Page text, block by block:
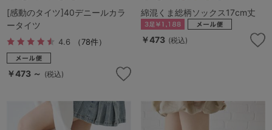
[感動のタイツ]40デニールカラ
ータイツ
4.6 （78件）
￥473 ～ (税込)
綿混くま総柄ソックス17cm丈
￥473 (税込)